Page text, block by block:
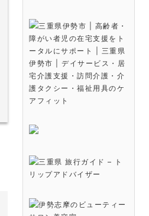
三重県伊勢市 | 高齢者・
障がい者児の在宅支援をト
ータルにサポート | 三重県
伊勢市 | デイサービス・居
宅介護支援・訪問介護・介
護タクシー・福祉用具のケ
アフィット